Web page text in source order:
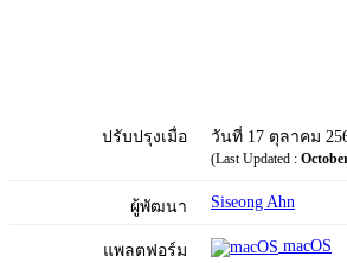
ปรับปรุงเมื่อ วันที่ 17 ตุลาคม
(Last Updated :
ผู้พัฒนา Siseong Ahn
แพลตฟอร์ม macOS